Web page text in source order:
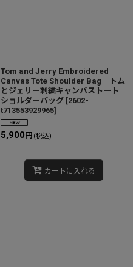
Tom and Jerry Embroidered
Canvas Tote Shoulder Bag トム
とジェリー刺繍キャンバストート
ショルダーバッグ [2602-
t713553929965]
5,900 円 (税込)
カートに入れる